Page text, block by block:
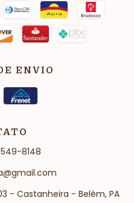
ENVIO
8148
- Castanheira - Belém, PA